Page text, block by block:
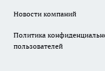
Новости компаний
Политика
пользователей